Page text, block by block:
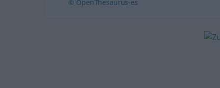
© OpenThesaurus-es